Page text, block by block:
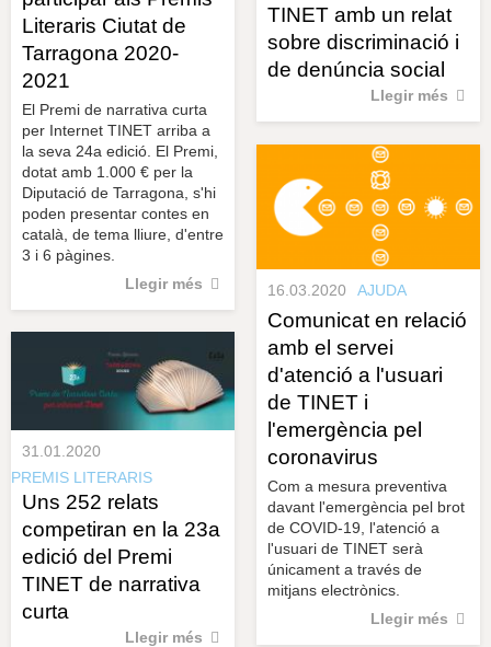
Literaris Ciutat de
Tarragona 2020-
2021
El Premi de narrativa curta
per Internet TINET arriba a
la seva 24a edició. El Premi,
dotat amb 1.000 € per la
Diputació de Tarragona, s'hi
poden presentar contes en
català, de tema lliure, d'entre
3 i 6 pàgines.
Llegir més
TINET amb un relat
sobre discriminació i
de denúncia social
Llegir més
16.03.2020 AJUDA
Comunicat en relació
amb el servei
d'atenció a l'usuari
de TINET i
l'emergència pel
coronavirus
Com a mesura preventiva
davant l'emergència pel brot
de COVID-19, l'atenció a
l'usuari de TINET serà
únicament a través de
mitjans electrònics.
Llegir més
31.01.2020
PREMIS LITERARIS
Uns 252 relats
competiran en la 23a
edició del Premi
TINET de narrativa
curta
Llegir més